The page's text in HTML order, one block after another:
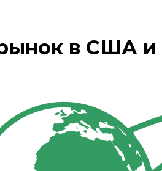
в США и